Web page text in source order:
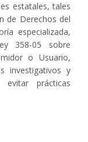
estatales, tales
de Derechos del
especializada,
358-05 sobre
o Usuario,
investigativos y
prácticas